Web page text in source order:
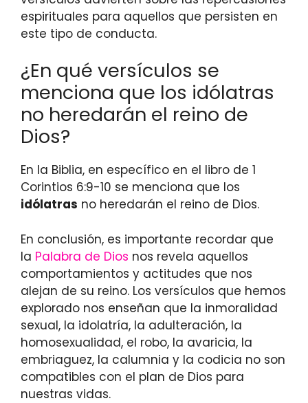
espirituales para aquellos que persisten en
este tipo de conducta.
¿En qué versículos se
menciona que los idólatras
no heredarán el reino de
Dios?
En la Biblia, en específico en el libro de 1
Corintios 6:9-10 se menciona que los
idólatras no heredarán el reino de Dios.
En conclusión, es importante recordar que
la Palabra de Dios nos revela aquellos
comportamientos y actitudes que nos
alejan de su reino. Los versículos que hemos
explorado nos enseñan que la inmoralidad
sexual, la idolatría, la adulteración, la
homosexualidad, el robo, la avaricia, la
embriaguez, la calumnia y la codicia no son
compatibles con el plan de Dios para
nuestras vidas.